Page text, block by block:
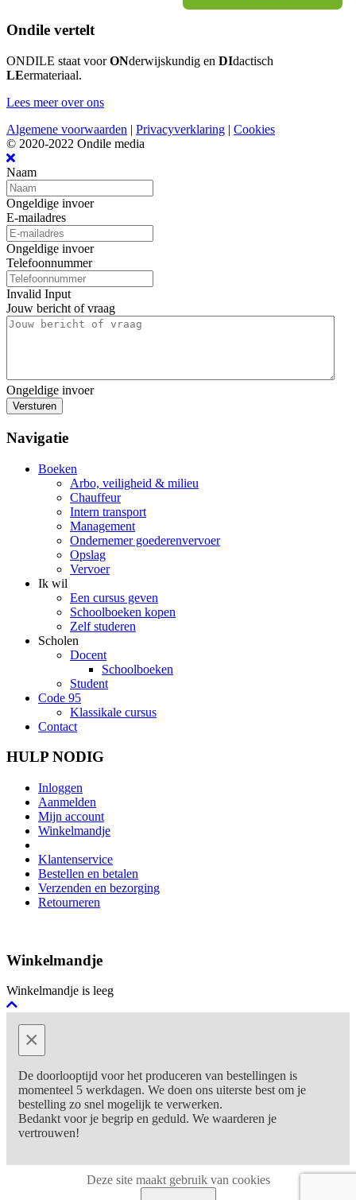
Ondile vertelt
ONDILE staat voorONderwijskundig en DIdactisch
LEermateriaal.
Lees meer over ons
Algemene voorwaarden | Privacyverklaring | Cookies
© 2020-2022 Ondile media
Naam
Ongeldige invoer
E-mailadres
Ongeldige invoer
Telefoonnummer
Invalid Input
Jouw bericht of vraag
Ongeldige invoer
Versturen
Navigatie
Boeken
Arbo, veiligheid & milieu
Chauffeur
Intern transport
Management
Ondernemer goederenvervoer
Opslag
Vervoer
Ik wil
Een cursus geven
Schoolboeken kopen
Zelf studeren
Scholen
Docent
Schoolboeken
Student
Code 95
Klassikale cursus
Contact
HULP NODIG
Inloggen
Aanmelden
Mijn account
Winkelmandje
Klantenservice
Bestellen en betalen
Verzenden en bezorging
Retourneren
Winkelmandje
Winkelmandje is leeg
×
De doorlooptijd voor het produceren van bestellingen is
momenteel 5 werkdagen. We doen ons uiterste best om je
bestelling zo snel mogelijk te verwerken.
Bedankt voor je begrip en geduld. We waarderen je
vertrouwen!
Deze site maakt gebruik van cookies